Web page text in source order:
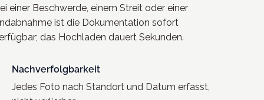
einer Beschwerde, einem Streit oder einer
ist die Dokumentation sofort
das Hochladen dauert Sekunden.
Nachverfolgbarkeit
Jedes Foto nach Standort und Datum erfasst,